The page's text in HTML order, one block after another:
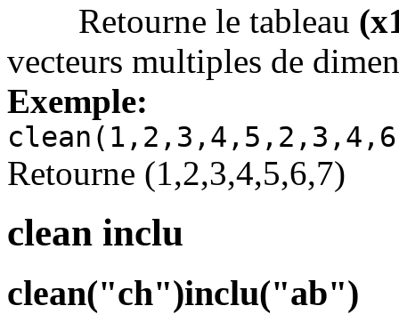
Retourne le tableau
vecteurs multiples de
Exemple:
Retourne (1,2,3,4,5,6,7)
clean inclu
clean("ch")inclu("ab")